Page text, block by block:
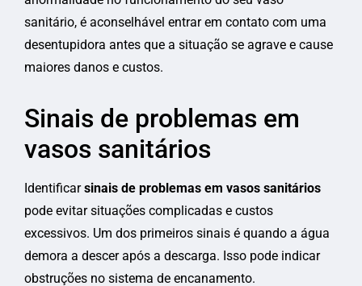
sanitário, é aconselhável entrar em contato com uma
desentupidora antes que a situação se agrave e cause
maiores danos e custos.
Sinais de problemas em
vasos sanitários
Identificarsinais de problemas em vasos sanitários
pode evitar situações complicadas e custos
excessivos. Um dos primeiros sinais é quando a água
demora a descer após a descarga. Isso pode indicar
obstruções no sistema de encanamento.